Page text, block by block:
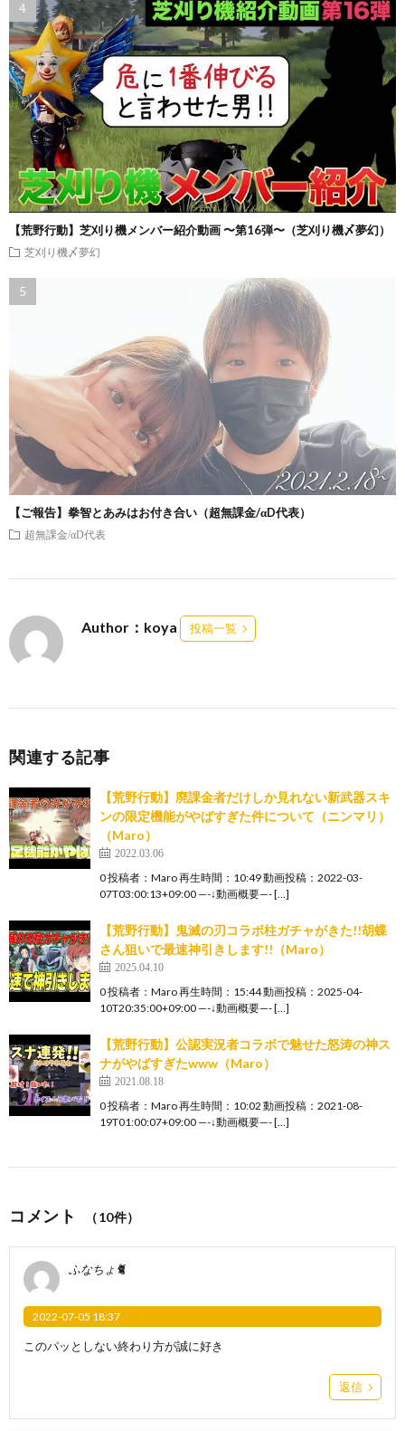
【荒野行動】芝刈り機メンバー紹介動画 〜第16弾〜（芝刈り機〆夢幻）
芝刈り機〆夢幻
【ご報告】拳智とあみはお付き合い（超無課金/αD代表）
超無課金/αD代表
Author：koya 投稿一覧
関連する記事
【荒野行動】廃課金者だけしか見れない新武器スキ
ンの限定機能がやばすぎた件について（ニンマリ）
（Maro）
2022.03.06
0 投稿者：Maro 再生時間：10:49 動画投稿：2022-03-
07T03:00:13+09:00 —-↓動画概要—- […]
【荒野行動】鬼滅の刃コラボ柱ガチャがきた!!胡蝶
さん狙いで最速神引きします!!（Maro）
2025.04.10
0 投稿者：Maro 再生時間：15:44 動画投稿：2025-04-
10T20:35:00+09:00 —-↓動画概要—- […]
【荒野行動】公認実況者コラボで魅せた怒涛の神ス
ナがやばすぎたwww（Maro）
2021.08.18
0 投稿者：Maro 再生時間：10:02 動画投稿：2021-08-
19T01:00:07+09:00 —-↓動画概要—- […]
コメント （10件）
ふなちょ🐈
2022-07-05 18:37
このパッとしない終わり方が誠に好き
返信